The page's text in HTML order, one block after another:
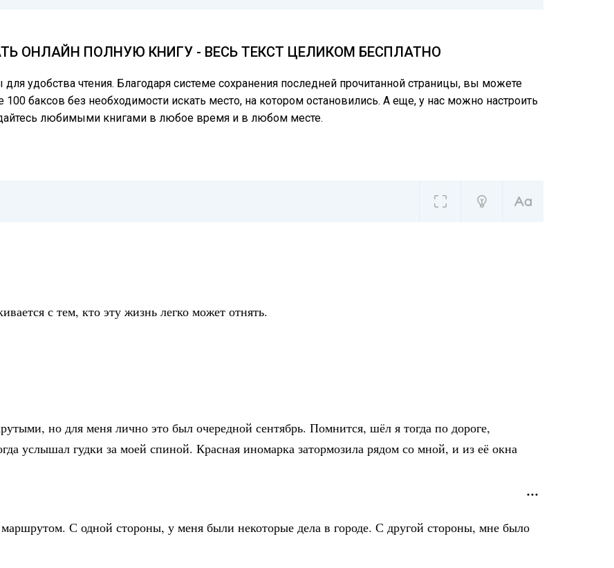
ОНЛАЙН ПОЛНУЮ КНИГУ - ВЕСЬ ТЕКСТ ЦЕЛИКОМ БЕСПЛАТНО
удобства чтения. Благодаря системе сохранения последней прочитанной страницы, вы можете
баксов без необходимости искать место, на котором остановились. А еще, у нас можно настроить
любимыми книгами в любое время и в любом месте.
с тем, кто эту жизнь легко может отнять.
но для меня лично это был очередной сентябрь. Помнится, шёл я тогда по дороге,
услышал гудки за моей спиной. Красная иномарка затормозила рядом со мной, и из её окна
С одной стороны, у меня были некоторые дела в городе. С другой стороны, мне было